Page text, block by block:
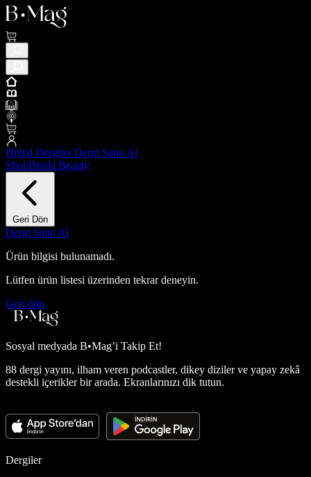
Dijital DergilerDergi Satın Al
ShopBurda Beauty
Geri Dön
Dergi Satın Al
Ürün bilgisi bulunamadı.
Lütfen ürün listesi üzerinden tekrar deneyin.
Geri dön
Sosyal medyada B•Mag’i Takip Et!
88 dergi yayını, ilham veren podcastler, dikey diziler ve yapay zekâ
destekli içerikler bir arada. Ekranlarınızı dik tutun.
Dergiler